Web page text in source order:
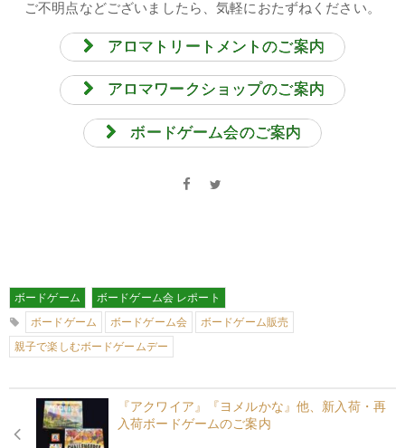
ご不明点などございましたら、気軽におたずねください。
アロマトリートメントのご案内
アロマワークショップのご案内
ボードゲーム会のご案内
ボードゲーム
ボードゲーム会 レポート
ボードゲーム
ボードゲーム会
ボードゲーム販売
親子で楽しむボードゲームデー
『アクワイア』『ヨメルかな』他、新入荷・再
入荷ボードゲームのご案内